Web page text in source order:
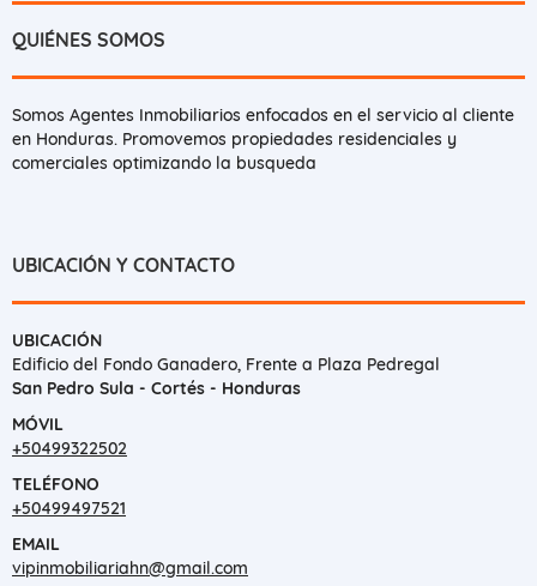
QUIÉNES SOMOS
Somos Agentes Inmobiliarios enfocados en el servicio al cliente
en Honduras. Promovemos propiedades residenciales y
comerciales optimizando la busqueda
UBICACIÓN Y CONTACTO
UBICACIÓN
Edificio del Fondo Ganadero, Frente a Plaza Pedregal
San Pedro Sula - Cortés - Honduras
MÓVIL
+50499322502
TELÉFONO
+50499497521
EMAIL
vipinmobiliariahn@gmail.com